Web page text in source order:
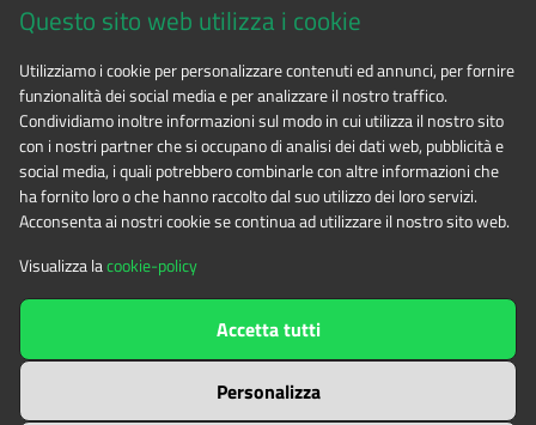
Tel. 0122.854720
E-mailalpicozie@cert.ruparpiemonte.it
The contents of this websitebyEnte di gestione delle aree
protette delle Alpi Cozieis licensed under
Attribution-NonCommercial-NoDerivatives 4.0 International
Questo sito web utilizza i cookie
Utilizziamo i cookie per personalizzare contenuti ed annunci, per fornire
funzionalità dei social media e per analizzare il nostro traffico.
Condividiamo inoltre informazioni sul modo in cui utilizza il nostro sito
con i nostri partner che si occupano di analisi dei dati web, pubblicità e
social media, i quali potrebbero combinarle con altre informazioni che
ha fornito loro o che hanno raccolto dal suo utilizzo dei loro servizi.
Acconsenta ai nostri cookie se continua ad utilizzare il nostro sito web.
Visualizza lacookie-policy
Personalizza
Accetta tutti